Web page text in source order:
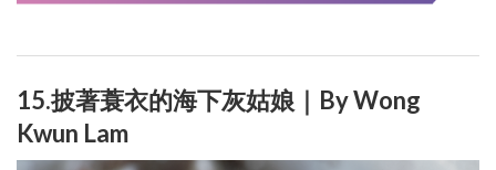
15.披著蓑衣的海下灰姑娘｜By Wong
Kwun Lam